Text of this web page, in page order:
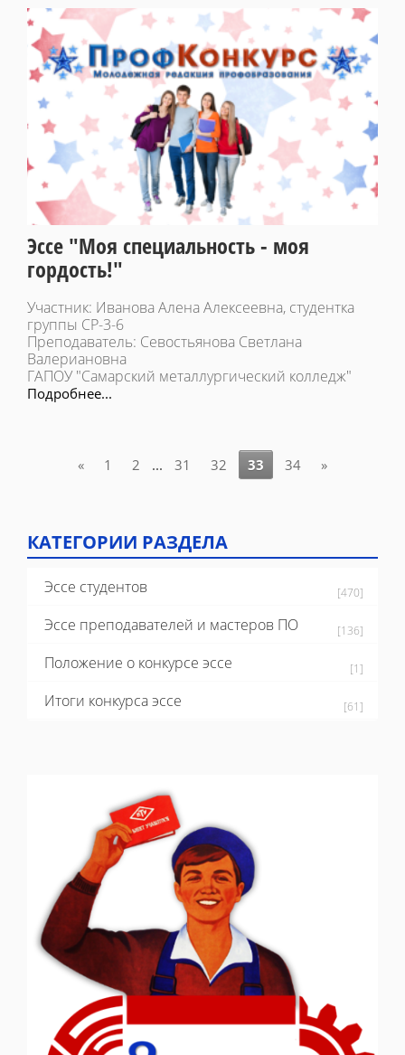
Эссе "Моя специальность - моя
гордость!"
Участник: Иванова Алена Алексеевна, студентка
группы СР-3-6
Преподаватель: Севостьянова Светлана
Валериановна
ГАПОУ "Самарский металлургический колледж"
Подробнее...
« 1 2 ... 31 32 33 34 »
КАТЕГОРИИ РАЗДЕЛА
Эссе студентов [470]
Эссе преподавателей и мастеров ПО [136]
Положение о конкурсе эссе [1]
Итоги конкурса эссе [61]